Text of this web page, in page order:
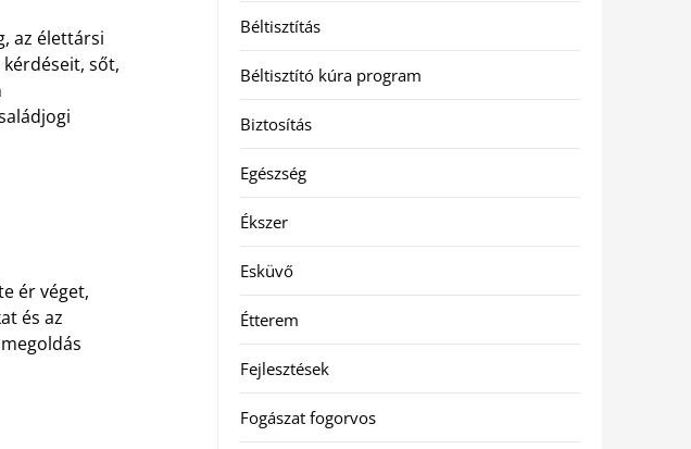
az élettársi
sőt,
ér véget,
és az
Béltisztítás
Béltisztító kúra program
Biztosítás
Egészség
Ékszer
Esküvő
Étterem
Fejlesztések
Fogászat fogorvos